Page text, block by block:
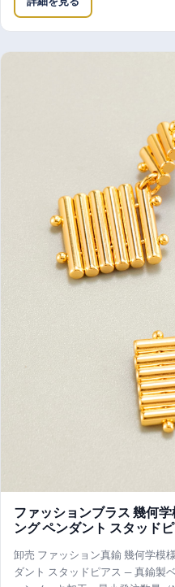
ファッションブラス 幾何
ング ペンダント スタッド
卸売 ファッション真鍮 幾何学模
ダント スタッドピアス — 真鍮製